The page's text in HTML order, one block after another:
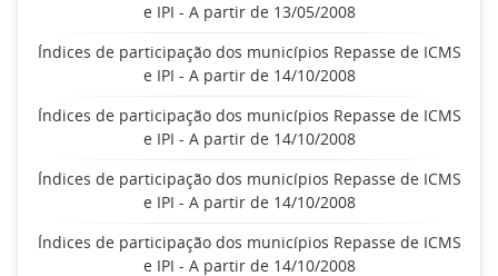
e IPI - A partir de 13/05/2008
Índices de participação dos municípios Repasse de ICMS
e IPI - A partir de 14/10/2008
Índices de participação dos municípios Repasse de ICMS
e IPI - A partir de 14/10/2008
Índices de participação dos municípios Repasse de ICMS
e IPI - A partir de 14/10/2008
Índices de participação dos municípios Repasse de ICMS
e IPI - A partir de 14/10/2008